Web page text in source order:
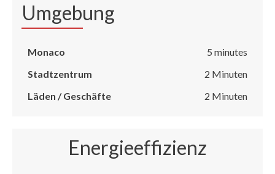
Umgebung
Monaco
5 minutes
Stadtzentrum
2 Minuten
Läden / Geschäfte
2 Minuten
Energieeffizienz